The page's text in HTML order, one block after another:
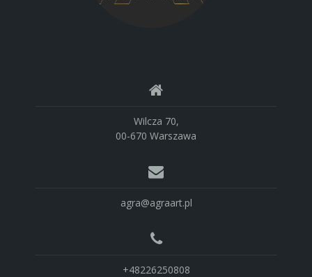
Wilcza 70,
00-670 Warszawa
agra@agraart.pl
+48226250808